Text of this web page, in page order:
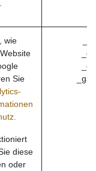
wie
Sie
diese
oder